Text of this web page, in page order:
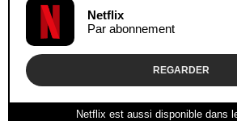
Netflix
Par abonnement
REGARDER
Netflix est aussi disponible dans